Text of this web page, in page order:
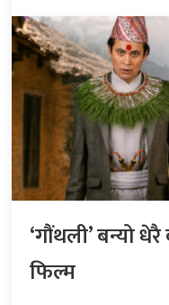
‘गौंथली’ बन्यो
फिल्म